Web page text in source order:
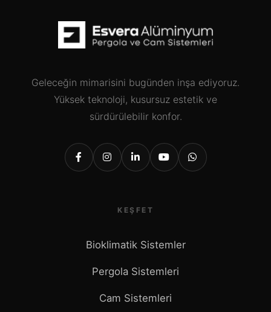
Geleceğin mimarisini bugünden inşa ediyoruz.
Yüksek teknoloji, kusursuz estetik ve
sürdürülebilir konfor.
KEŞFET
Bioklimatik Sistemler
Pergola Sistemleri
Cam Sistemleri